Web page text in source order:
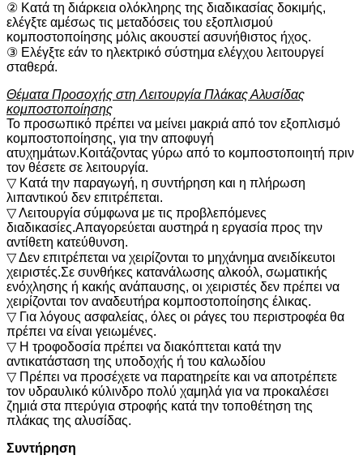
② Κατά τη διάρκεια ολόκληρης της διαδικασίας δοκιμής,
ελέγξτε αμέσως τις μεταδόσεις του εξοπλισμού
κομποστοποίησης μόλις ακουστεί ασυνήθιστος ήχος.
③ Ελέγξτε εάν το ηλεκτρικό σύστημα ελέγχου λειτουργεί
σταθερά.
Θέματα Προσοχής στη Λειτουργία Πλάκας Αλυσίδας
κομποστοποίησης
Το προσωπικό πρέπει να μείνει μακριά από τον εξοπλισμό
κομποστοποίησης, για την αποφυγή
ατυχημάτων.Κοιτάζοντας γύρω από το κομποστοποιητή πριν
τον θέσετε σε λειτουργία.
▽ Κατά την παραγωγή, η συντήρηση και η πλήρωση
λιπαντικού δεν επιτρέπεται.
▽ Λειτουργία σύμφωνα με τις προβλεπόμενες
διαδικασίες.Απαγορεύεται αυστηρά η εργασία προς την
αντίθετη κατεύθυνση.
▽ Δεν επιτρέπεται να χειρίζονται το μηχάνημα ανειδίκευτοι
χειριστές.Σε συνθήκες κατανάλωσης αλκοόλ, σωματικής
ενόχλησης ή κακής ανάπαυσης, οι χειριστές δεν πρέπει να
χειρίζονται τον αναδευτήρα κομποστοποίησης έλικας.
▽ Για λόγους ασφαλείας, όλες οι ράγες του περιστροφέα θα
πρέπει να είναι γειωμένες.
▽ Η τροφοδοσία πρέπει να διακόπτεται κατά την
αντικατάσταση της υποδοχής ή του καλωδίου
▽ Πρέπει να προσέχετε να παρατηρείτε και να αποτρέπετε
τον υδραυλικό κύλινδρο πολύ χαμηλά για να προκαλέσει
ζημιά στα πτερύγια στροφής κατά την τοποθέτηση της
πλάκας της αλυσίδας.
Συντήρηση